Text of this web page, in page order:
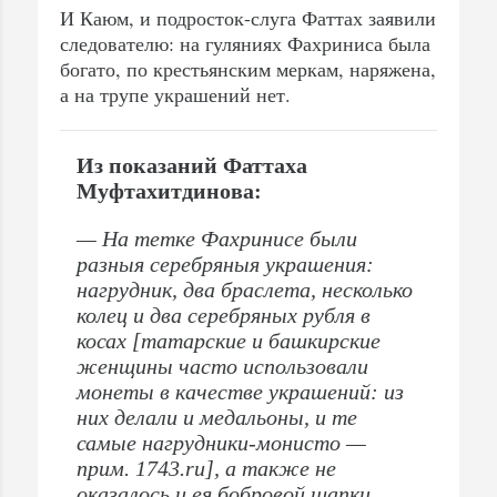
И Каюм, и подросток-слуга Фаттах заявили
следователю: на гуляниях Фахриниса была
богато, по крестьянским меркам, наряжена,
а на трупе украшений нет.
Из показаний Фаттаха
Муфтахитдинова:
— На тетке Фахринисе были
разныя серебряныя украшения:
нагрудник, два браслета, несколько
колец и два серебряных рубля в
косах [татарские и башкирские
женщины часто использовали
монеты в качестве украшений: из
них делали и медальоны, и те
самые нагрудники-монисто —
прим. 1743.ru], а также не